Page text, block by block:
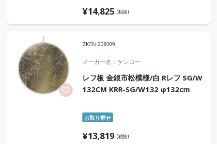
¥14,825 (税抜)
ZKEN-208009
メーカー名 ケンコー
レフ板 金銀市松模様/白 Rレフ SG/W
132CM KRR-SG/W132 φ132cm
お取り寄せ
¥13,819 (税抜)